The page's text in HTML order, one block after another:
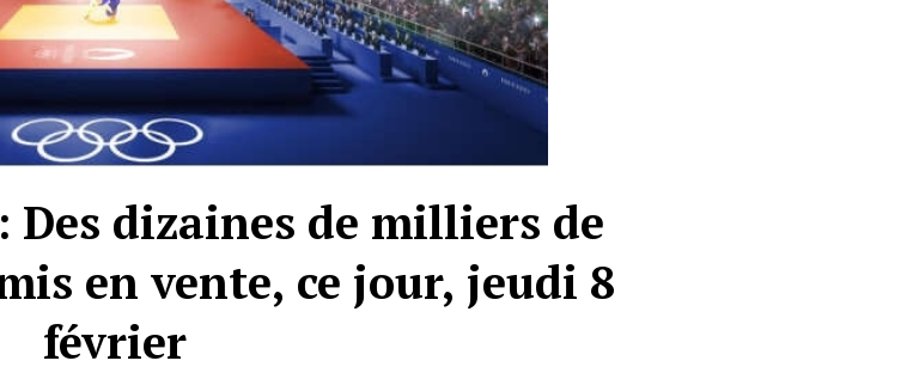
Des dizaines de milliers de
en vente, ce jour, jeudi 8
février